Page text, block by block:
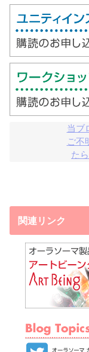
当ブ
ご不
た
関連リンク